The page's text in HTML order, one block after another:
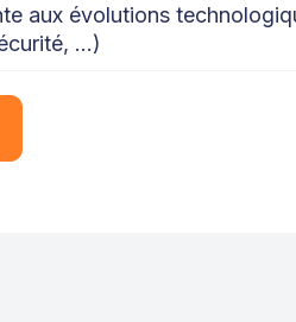
aux évolutions
…)